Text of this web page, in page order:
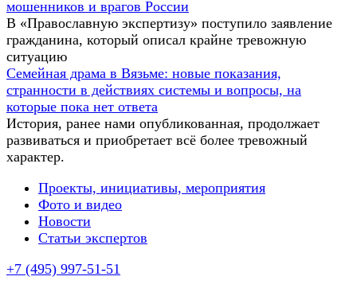
мошенников и врагов России
В «Православную экспертизу» поступило заявление
гражданина, который описал крайне тревожную
ситуацию
Семейная драма в Вязьме: новые показания,
странности в действиях системы и вопросы, на
которые пока нет ответа
История, ранее нами опубликованная, продолжает
развиваться и приобретает всё более тревожный
характер.
Проекты, инициативы, мероприятия
Фото и видео
Новости
Статьи экспертов
+7 (495) 997-51-51